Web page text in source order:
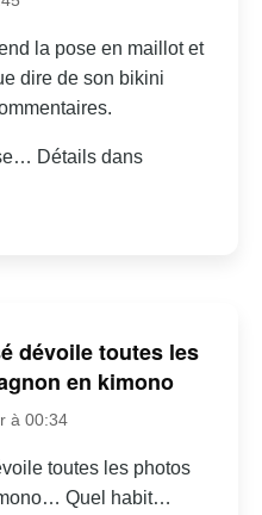
la pose en maillot et
dire de son bikini
Détails dans
dévoile toutes les
en kimono
à 00:34
toutes les photos
Quel habit…